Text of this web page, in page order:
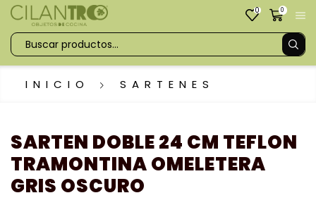
0 0
INICIO SARTENES
SARTEN DOBLE 24 CM TEFLON
TRAMONTINA OMELETERA
GRIS OSCURO